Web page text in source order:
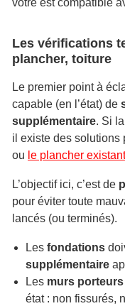
vôtre est compatible
Les vérifications
plancher, toiture
Le premier point à
capable (en l’état) de
supplémentaire. Si
il existe des solutions
ou le plancher existant
L’objectif ici, c’est de
pour éviter toute
lancés (ou terminés).
Lesfondations
supplémentaire
Les murs porteurs
état : non fissurés,